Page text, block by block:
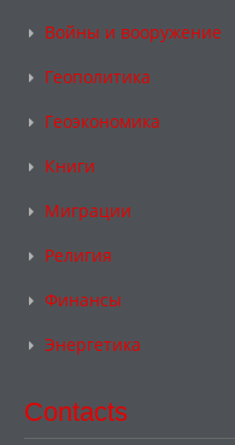
Войны и вооружение
Геополитика
Геоэкономика
Книги
Миграции
Религия
Финансы
Энергетика
Contacts